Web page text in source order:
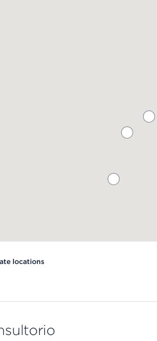
locations